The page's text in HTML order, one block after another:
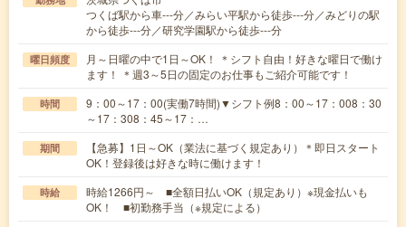
つくば駅から車---分／みらい平駅から徒歩---分／みどりの駅
から徒歩---分／研究学園駅から徒歩---分
曜日頻度
月～日曜の中で1日～OK！ ＊シフト自由！好きな曜日で働け
ます！ ＊週3～5日の固定のお仕事もご紹介可能です！
時間
9：00～17：00(実働7時間)▼シフト例8：00～17：008：30
～17：308：45～17：…
期間
【急募】1日～OK（業法に基づく規定あり）＊即日スタート
OK！登録後は好きな時に働けます！
時給
時給1266円～ ■全額日払いOK（規定あり）※現金払いも
OK！ ■初勤務手当（※規定による）